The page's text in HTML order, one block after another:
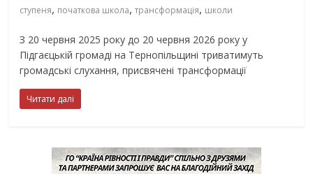
ступеня, початкова школа,трансформація, школи
З 20 червня 2025 року до 20 червня 2026 року у
Підгаєцькій громаді на Тернопільщині триватимуть
громадські слухання, присвячені трансформації
Читати далі